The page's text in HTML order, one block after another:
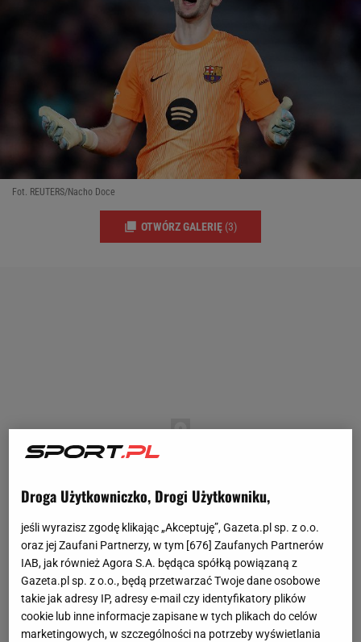
Fot. REUTERS/Nacho Doce
OTWÓRZ GALERIĘ (3)
Droga Użytkowniczko, Drogi Użytkowniku,
jeśli wyrazisz zgodę klikając „Akceptuję”, Gazeta.pl sp. z o.o.
oraz jej Zaufani Partnerzy, w tym [676] Zaufanych Partnerów
IAB, jak również Agora S.A. będąca spółką powiązaną z
Gazeta.pl sp. z o.o., będą przetwarzać Twoje dane osobowe
takie jak adresy IP, adresy e-mail czy identyfikatory plików
cookie lub inne informacje zapisane w tych plikach do celów
marketingowych, w szczególności na potrzeby wyświetlania